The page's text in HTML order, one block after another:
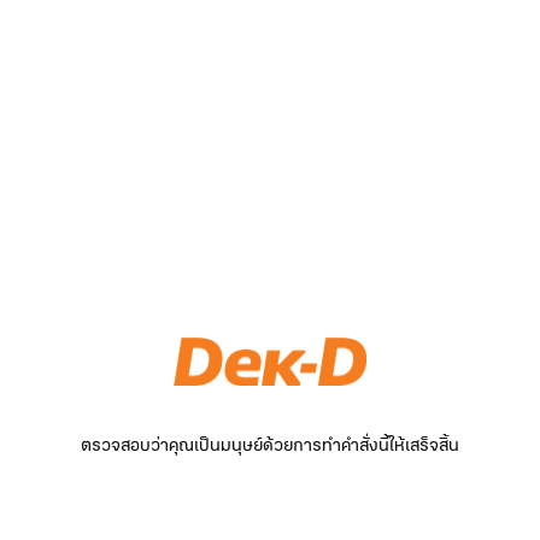
ตรวจสอบว่าคุณเป็นมนุษย์ด้วยการทำคำสั่งนี้ให้เสร็จสิ้น